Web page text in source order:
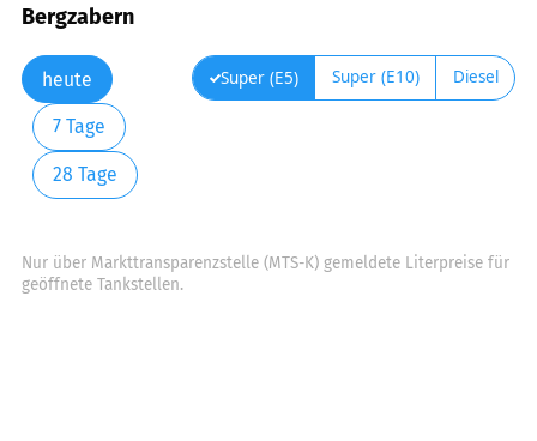
Bergzabern
heute
7 Tage
28 Tage
Super (E5) Super (E10) Diesel
Nur über Markttransparenzstelle (MTS-K) gemeldete Literpreise für
geöffnete Tankstellen.